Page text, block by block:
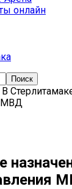
онлайн
В
МВД